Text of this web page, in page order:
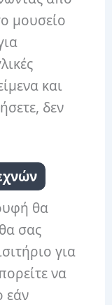
μουσείο
και
δεν
θα
σας
για
να
εάν